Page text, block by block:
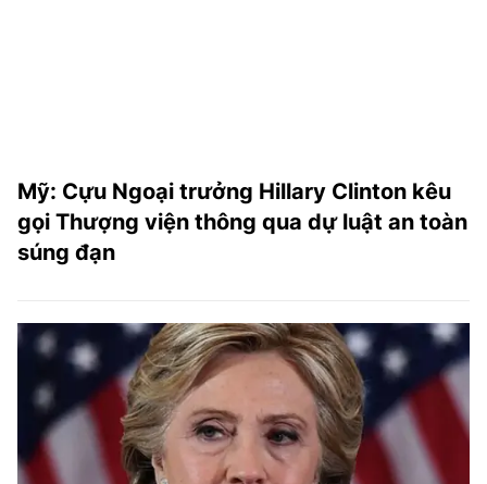
LIÊN HỆ QUẢNG CÁO
Hotline: 0981.119.189
MẠNG XÃ HỘI
Mỹ: Cựu Ngoại trưởng Hillary Clinton kêu
gọi Thượng viện thông qua dự luật an toàn
súng đạn